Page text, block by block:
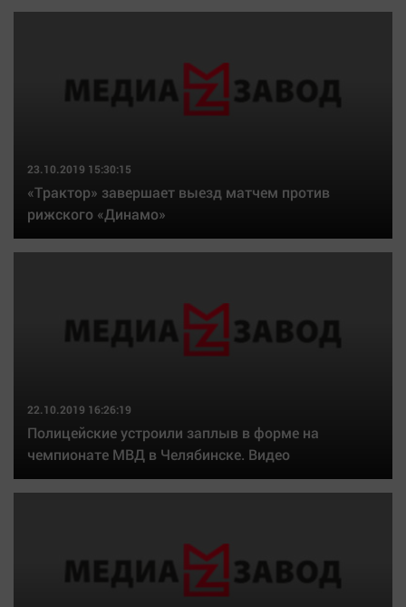
23.10.2019 15:30:15
«Трактор» завершает выезд матчем против
рижского «Динамо»
22.10.2019 16:26:19
Полицейские устроили заплыв в форме на
чемпионате МВД в Челябинске. Видео